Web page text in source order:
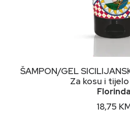
DODAJ U
ŠAMPON/GEL
Za kosu i
Florinda
18,75